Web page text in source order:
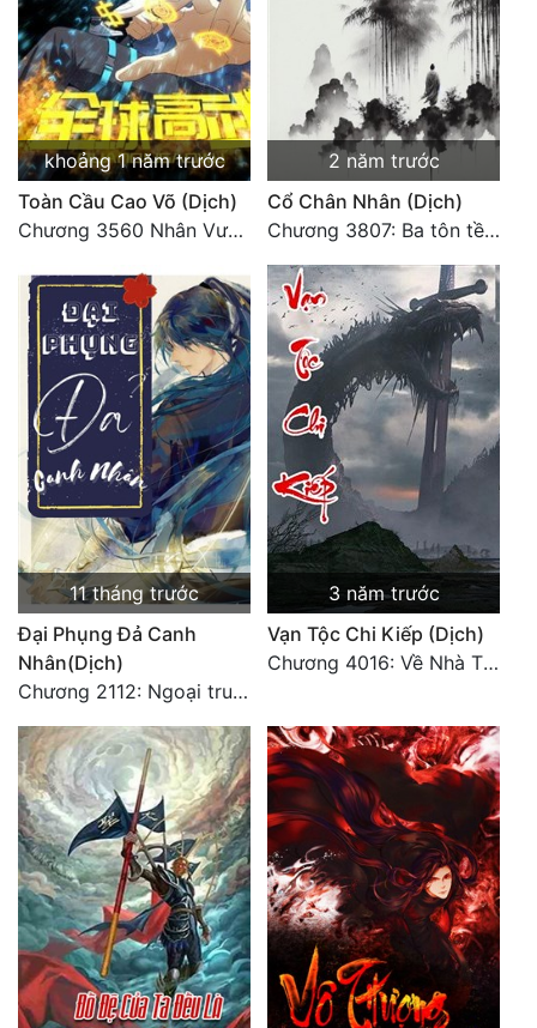
khoảng 1 năm trước
Toàn Cầu Cao Võ (Dịch)
Chương 3560 Nhân Vương trở về - END
2 năm trước
Cổ Chân Nhân (Dịch)
Chương 3807: Ba tôn tề công Thiên Đình (2)
11 tháng trước
Đại Phụng Đả Canh
Nhân(Dịch)
Chương 2112: Ngoại truyện 3 - Tiệc mừng công
3 năm trước
Vạn Tộc Chi Kiếp (Dịch)
Chương 4016: Về Nhà Thôi... (Đại Kết Cục)